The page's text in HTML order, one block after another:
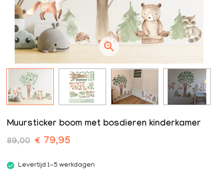
Muursticker boom met bosdieren kinderkamer
89,00 € 79,95
Levertijd 1-5 werkdagen